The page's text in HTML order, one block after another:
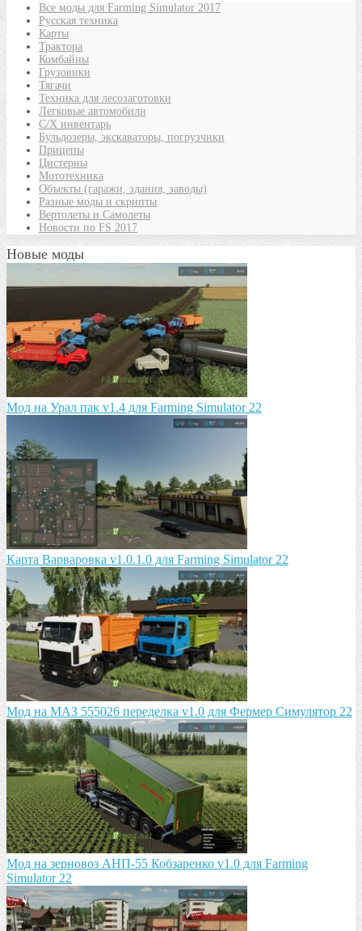
Все моды для Farming Simulator 2017
Русская техника
Карты
Трактора
Комбайны
Грузовики
Тягачи
Техника для лесозаготовки
Легковые автомобили
С/Х инвентарь
Бульдозеры, экскаваторы, погрузчики
Прицепы
Цистерны
Мототехника
Объекты (гаражи, здания, заводы)
Разные моды и скрипты
Вертолеты и Самолеты
Новости по FS 2017
Новые моды
Мод на Урал пак v1.4 для Farming Simulator 22
Карта Варваровка v1.0.1.0 для Farming Simulator 22
Мод на МАЗ 555026 пeрeдeлка v1.0 для Фермер Симулятор 22
Мод на зeрновоз АНП-55 Кобзарeнко v1.0 для Farming
Simulator 22